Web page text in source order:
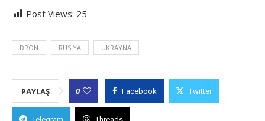
Post Views: 25
DRON RUSIYA UKRAYNA
PAYLAŞ 0 Facebook Twitter